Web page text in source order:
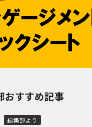
おすすめ記事
編集部より